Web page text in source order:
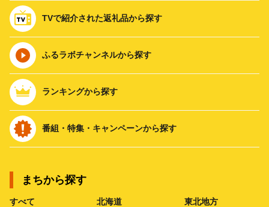
TVで紹介された返礼品から探す
ふるラボチャンネルから探す
ランキングから探す
番組・特集・キャンペーンから探す
まちから探す
すべて 北海道 東北地方